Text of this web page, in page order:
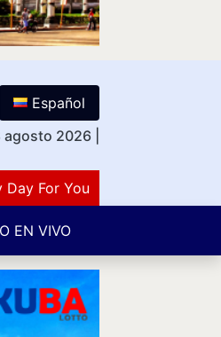
Español
agosto 2026
You Lovers Of Number
EN VIVO